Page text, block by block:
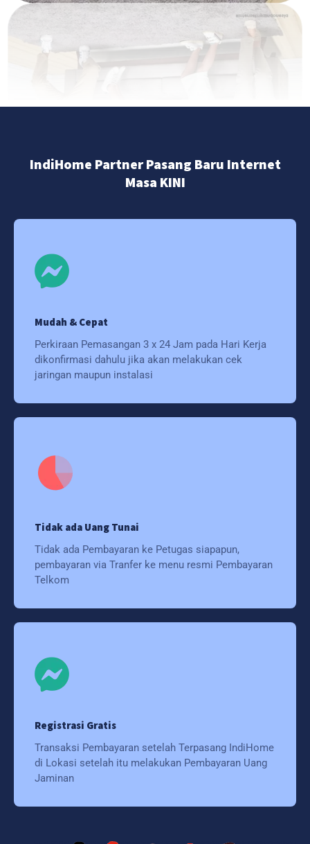
IndiHome Partner Pasang Baru Internet
Masa KINI
Mudah & Cepat
Perkiraan Pemasangan 3 x 24 Jam pada Hari Kerja
dikonfirmasi dahulu jika akan melakukan cek
jaringan maupun instalasi
Tidak ada Uang Tunai
Tidak ada Pembayaran ke Petugas siapapun,
pembayaran via Tranfer ke menu resmi Pembayaran
Telkom
Registrasi Gratis
Transaksi Pembayaran setelah Terpasang IndiHome
di Lokasi setelah itu melakukan Pembayaran Uang
Jaminan